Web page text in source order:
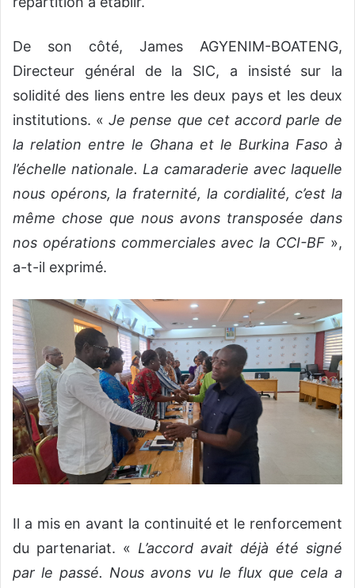
De son côté, James AGYENIM-BOATENG,
Directeur général de la SIC, a insisté sur la
solidité des liens entre les deux pays et les deux
institutions. «Je pense que cet accord parle de
la relation entre le Ghana et le Burkina Faso à
l’échelle nationale. La camaraderie avec laquelle
nous opérons, la fraternité, la cordialité, c’est la
même chose que nous avons transposée dans
nos opérations commerciales avec la CCI-BF »,
a-t-il exprimé.
Il a mis en avant la continuité et le renforcement
du partenariat. « L’accord avait déjà été signé
par le passé. Nous avons vu le flux que cela a